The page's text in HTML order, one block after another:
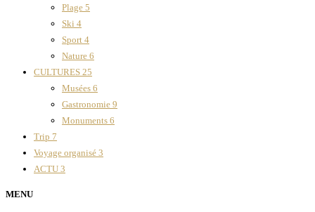
Plage 5
Ski 4
Sport 4
Nature 6
CULTURES 25
Musées 6
Gastronomie 9
Monuments 6
Trip 7
Voyage organisé 3
ACTU 3
MENU